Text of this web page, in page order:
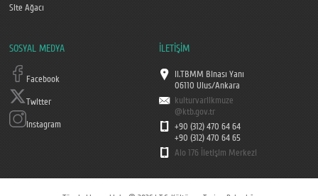
Site Ağacı
SOSYAL MEDYA
Facebook
Twitter
Instagram
İLETİŞİM
II.TBMM Binası Yanı
06110 Ulus/Ankara
kulturvarlikmuze
@ktb.gov.tr
+90 (312) 470 64 64
+90 (312) 470 64 65
Alo 176 İletişim Merkezi